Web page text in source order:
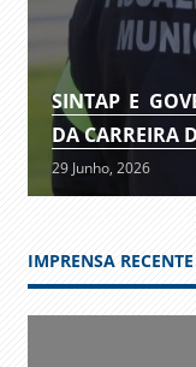
SINTAP E
DA CARREIRA
29 Junho, 2026
IMPRENSA RECENTE